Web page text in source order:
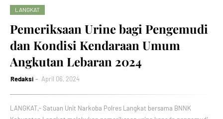
LANGKAT
Pemeriksaan Urine bagi Pengemudi
dan Kondisi Kendaraan Umum
Angkutan Lebaran 2024
Redaksi April 06, 2024
LANGKAT,- Satuan Unit Narkoba Polres Langkat bersama BNNK